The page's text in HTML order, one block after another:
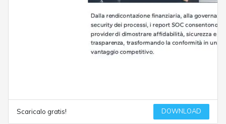
Scaricalo gratis! DOWNLOAD